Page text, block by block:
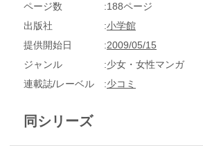
ページ数
188ページ
出版社
小学館
提供開始日
2009/05/15
ジャンル
少女・女性マンガ
連載誌/レーベル
少コミ
同シリーズ